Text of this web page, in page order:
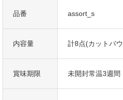
Sサイズのアソートはプレーンとフラ
マンゴーとフランボア2種の美味しい
ギフトとしてのおすすめ
お世話になっているあの人へ。
もちろん、自分へのご褒美でのご利用
品番 assort_s
内容量 計8点(カットバ
賞味期限 未開封常温3週間